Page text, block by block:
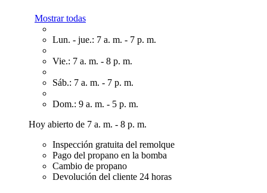
Mostrar todas
Lun. - jue.: 7 a. m. - 7 p. m.
Vie.: 7 a. m. - 8 p. m.
Sáb.: 7 a. m. - 7 p. m.
Dom.: 9 a. m. - 5 p. m.
Hoy abierto de 7 a. m. - 8 p. m.
Inspección gratuita del remolque
Pago del propano en la bomba
Cambio de propano
Devolución del cliente 24 horas